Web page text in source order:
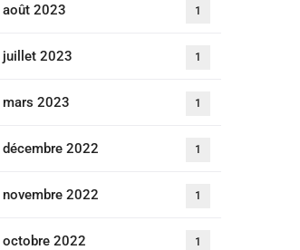
août 2023 1
juillet 2023 1
mars 2023 1
décembre 2022 1
novembre 2022 1
octobre 2022 1